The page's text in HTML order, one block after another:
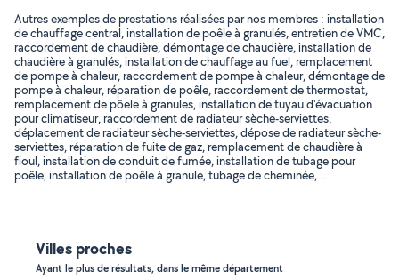
Autres exemples de prestations réalisées par nos membres : installation
de chauffage central, installation de poêle à granulés, entretien de VMC,
raccordement de chaudière, démontage de chaudière, installation de
chaudière à granulés, installation de chauffage au fuel, remplacement
de pompe à chaleur, raccordement de pompe à chaleur, démontage de
pompe à chaleur, réparation de poêle, raccordement de thermostat,
remplacement de pôele à granules, installation de tuyau d'évacuation
pour climatiseur, raccordement de radiateur sèche-serviettes,
déplacement de radiateur sèche-serviettes, dépose de radiateur sèche-
serviettes, réparation de fuite de gaz, remplacement de chaudière à
fioul, installation de conduit de fumée, installation de tubage pour
poêle, installation de poêle à granule, tubage de cheminée, ..
Villes proches
Ayant le plus de résultats, dans le même département